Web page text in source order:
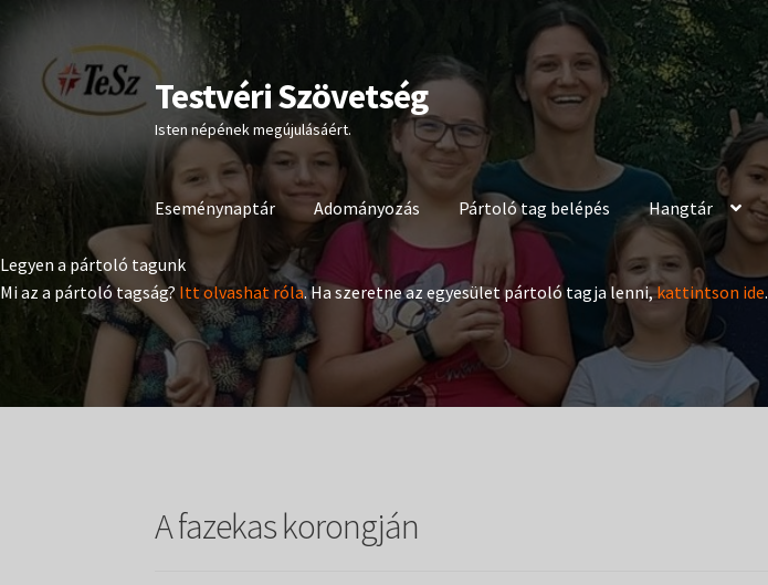
Ugrás
a
navigációhoz
Kilépés
a
tartalomba
Testvéri Szövetség
Isten népének megújulásáért.
Eseménynaptár Adományozás Pártoló tag belépés Hangtár
Legyen a pártoló tagunk
Mi az a pártoló tagság? Itt olvashat róla. Ha szeretne az egyesület pártoló tagja lenni,kattintson ide.
A fazekas korongján